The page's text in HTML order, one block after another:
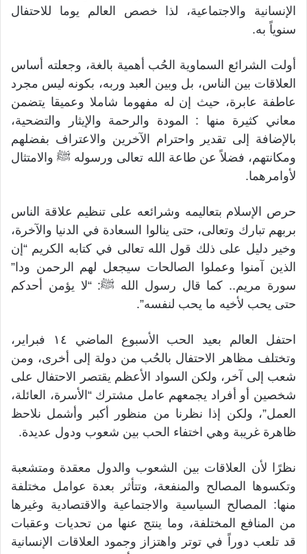
الإنسانية والاجتماعية، لذا خصص العالم يوما للاحتفال
سنوياً به.
أولت الشرائع السماوية الحُب أهمية بالغة، وجعلته أساس
العلاقات بين الناس، بل وبين العبد وربه، بكونه ليس مجرد
عاطفة عابرة، حيث إن له مفهوما شاملا وعميقا يتضمن
معاني كثيرة منها : المودة والرحمة والإيثار والتضحية،
بالإضافة إلى تقدير واحترام الآخرين والاعتراف بفضلهم
ومكانتهم، فضلاً عن طاعة الله تعالى ورسوله ﷺ والامتثال
لأوامرهما.
حرص الإسلام بتعاليمه وشرائعه على تنظيم علاقة الناس
بربهم تبارك وتعالى، حتى ينالوا السعادة في الدنيا والآخرة،
وخير دليل على ذلك قول الله تعالى في كتابه الكريم “إن
الذين آمنوا وعملوا الصالحات سيجعل لهم الرحمن ودا”
سورة مريم.. كما قال رسول الله ﷺ: “لا يؤمن أحدكم
حتى يحب لأخيه ما يحب لنفسه”.
احتفل العالم بعيد الحب الأسبوع الماضي ١٤ فبراير،
وتختلف مظاهر الاحتفال بالحُب من دولة إلى أخرى، ومن
شعب إلى آخر، ولكن السواد الأعظم يقتصر الاحتفال على
شخصين أو أفراد يجمعهم عامل مشترك “الأسرة، العائلة،
العمل”، ولكن إذا نظرنا من منظور أكبر وأشمل نلاحظ
ظاهرة غريبة وهي اختفاء الحب بين شعوب ودول عديدة.
نظرًا لأن العلاقات بين الشعوب والدول معقدة ومتشعبة
وتكسوها المصالح والمنفعة، وتتأثر بعدة عوامل مختلفة
منها: المصالح السياسية والاجتماعية والاقتصادية وغيرها
من المنافع المختلفة، وما ينتج عنها من تحديات وعقبات
قد تلعب دوراً في توتر واهتزاز وجمود العلاقات الإنسانية